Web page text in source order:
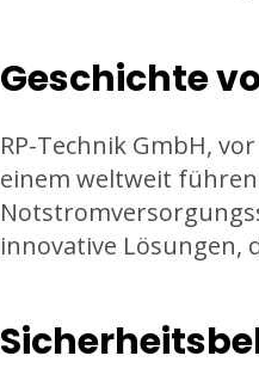
Geschichte
RP-Technik GmbH,
einem weltweit
innovative Lösungen,